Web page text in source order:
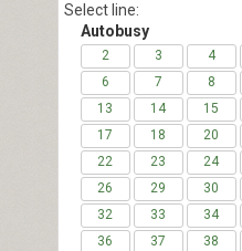
Select line:
Autobusy
2 3 4
6
7 8
13
14 15
17
18 20
22
23 24
26
29 30
32
33 34
36
37 38